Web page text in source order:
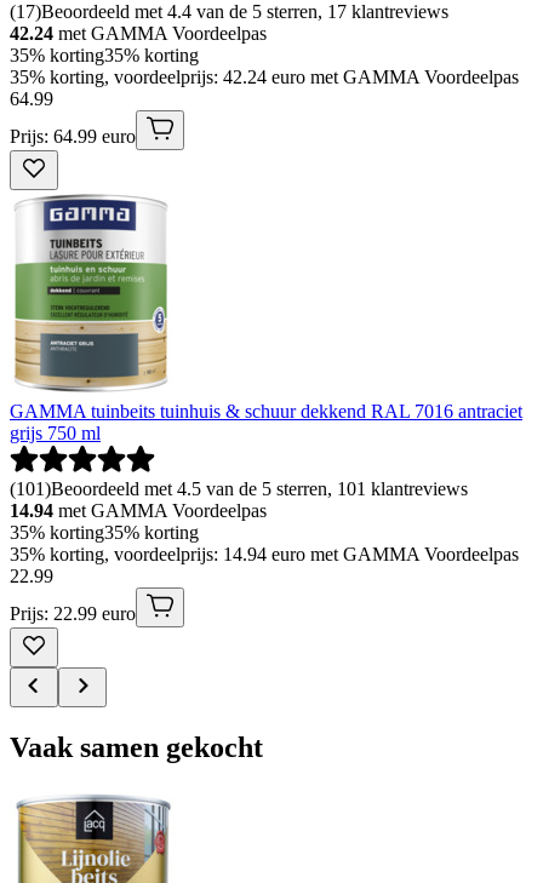
(17)Beoordeeld met 4.4 van de 5 sterren, 17 klantreviews
42.24 met GAMMA Voordeelpas
35% korting35% korting
35% korting, voordeelprijs: 42.24 euro met GAMMA Voordeelpas
64.99
Prijs: 64.99 euro
GAMMA tuinbeits tuinhuis & schuur dekkend RAL 7016 antraciet
grijs 750 ml
(101)Beoordeeld met 4.5 van de 5 sterren, 101 klantreviews
14.94 met GAMMA Voordeelpas
35% korting35% korting
35% korting, voordeelprijs: 14.94 euro met GAMMA Voordeelpas
22.99
Prijs: 22.99 euro
Vaak samen gekocht